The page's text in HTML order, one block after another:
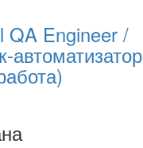
QA Engineer /
автоматизатор